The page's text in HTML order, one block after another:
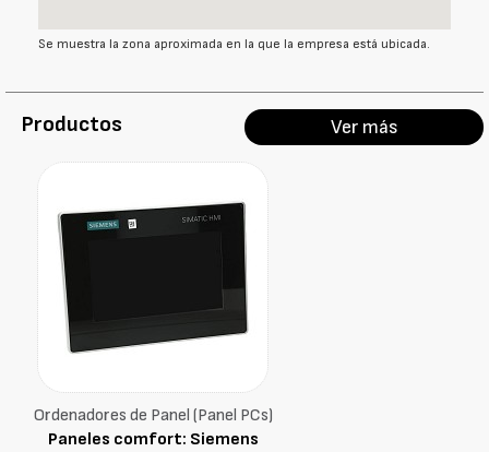
Se muestra la zona aproximada en la que la empresa está ubicada.
Productos Ver más
Ordenadores de Panel (Panel PCs)
Paneles comfort: Siemens